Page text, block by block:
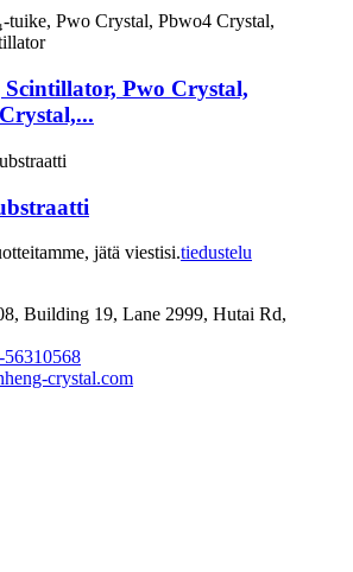
Scintillator, Pwo Crystal,
jätä viestisi.tiedustelu
Building 19, Lane 2999, Hutai Rd,
crystal.com